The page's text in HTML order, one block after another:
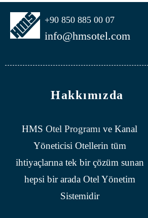
+90 850 885 00 07
info@hmsotel.com
Hakkımızda
HMSOtel Programı ve Kanal
Yöneticisi Otellerin tüm
ihtiyaçlarına tek bir çözüm sunan
hepsi bir arada Otel Yönetim
Sistemidir